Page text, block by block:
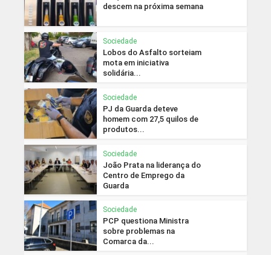
descem na próxima semana
Sociedade
Lobos do Asfalto sorteiam
mota em iniciativa
solidária...
Sociedade
PJ da Guarda deteve
homem com 27,5 quilos de
produtos...
Sociedade
João Prata na liderança do
Centro de Emprego da
Guarda
Sociedade
PCP questiona Ministra
sobre problemas na
Comarca da...